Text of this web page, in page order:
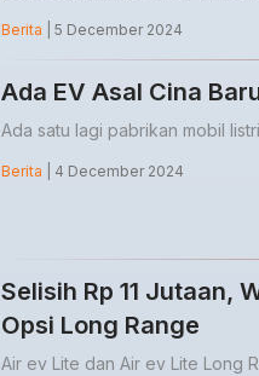
Berita | 5 December 2024
Ada EV Asal Cina
Ada satu lagi pabrikan mobil
Berita | 4 December 2024
Selisih Rp 11 Jutaan,
Opsi Long Range
Air ev Lite dan Air ev Lite Long